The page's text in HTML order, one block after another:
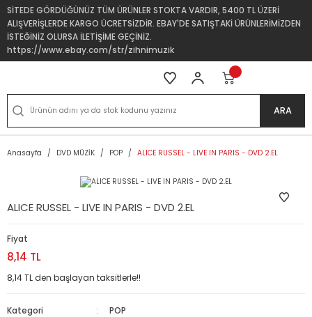
SİTEDE GÖRDÜĞÜNÜZ TÜM ÜRÜNLER STOKTA VARDIR, 5400 TL ÜZERİ
ALIŞVERİŞLERDE KARGO ÜCRETSİZDİR. EBAY'DE SATIŞTAKİ ÜRÜNLERİMİZDEN
İSTEĞİNİZ OLURSA İLETİŞİME GEÇİNİZ.
https://www.ebay.com/str/zihnimuzik
ARA
Anasayfa DVD MÜZİK POP ALICE RUSSEL - LIVE IN PARIS - DVD 2.EL
ALICE RUSSEL - LIVE IN PARIS - DVD 2.EL
Fiyat
8,14 TL
8,14 TL den başlayan taksitlerle!!
Kategori
POP